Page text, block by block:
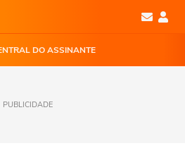
DO ASSINANTE
PUBLICIDADE